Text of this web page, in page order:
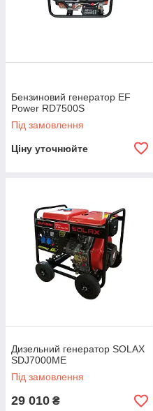
Бензиновий генератор EF
Power RD7500S
Під замовлення
Ціну уточнюйте
Дизельний генератор SOLAX
SDJ7000ME
Під замовлення
29 010 ₴